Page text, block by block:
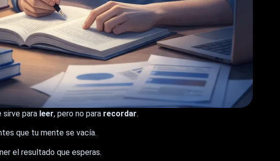
sirve para leer, pero no para recordar.
que tu mente se vacía.
el resultado que esperas.